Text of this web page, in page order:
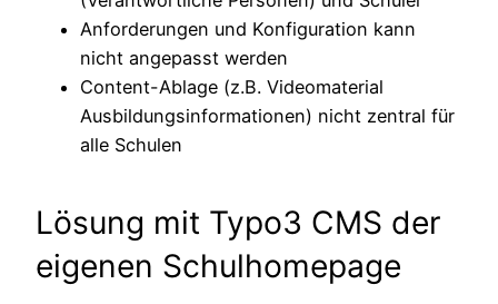
Anforderungen und Konfiguration kann
nicht angepasst werden
Content-Ablage (z.B. Videomaterial
Ausbildungsinformationen) nicht zentral für
alle Schulen
Lösung mit Typo3 CMS der
eigenen Schulhomepage